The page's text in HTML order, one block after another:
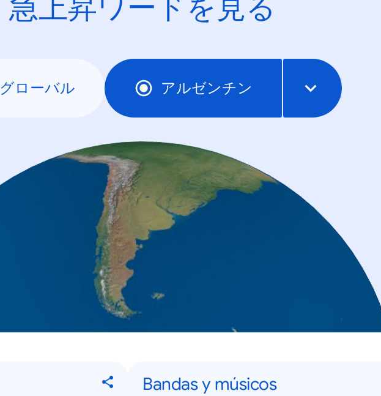
急上昇ワードを見る
グローバル アルゼンチン
Bandas y músicos